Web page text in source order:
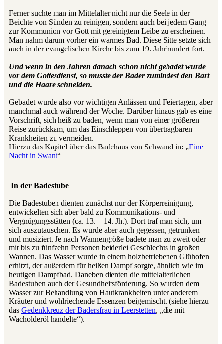
Ferner suchte man im Mittelalter nicht nur die Seele in der
Beichte von Sünden zu reinigen, sondern auch bei jedem Gang
zur Kommunion vor Gott mit gereinigtem Leibe zu erscheinen.
Man nahm darum vorher ein warmes Bad. Diese Sitte setzte sich
auch in der evangelischen Kirche bis zum 19. Jahrhundert fort.
Und wenn in den Jahren danach schon nicht gebadet wurde
vor dem Gottesdienst, so musste der Bader zumindest den Bart
und die Haare schneiden.
Gebadet wurde also vor wichtigen Anlässen und Feiertagen, aber
manchmal auch während der Woche. Darüber hinaus gab es eine
Vorschrift, sich heiß zu baden, wenn man von einer größeren
Reise zurückkam, um das Einschleppen von übertragbaren
Krankheiten zu vermeiden.
Hierzu das Kapitel über das Badehaus von Schwand in: „Eine
Nacht in Swant“
In der Badestube
Die Badestuben dienten zunächst nur der Körperreinigung,
entwickelten sich aber bald zu Kommunikations- und
Vergnügungsstätten (ca. 13. – 14. Jh.). Dort traf man sich, um
sich auszutauschen. Es wurde aber auch gegessen, getrunken
und musiziert. Je nach Wannengröße badete man zu zweit oder
mit bis zu fünfzehn Personen beiderlei Geschlechts in großen
Wannen. Das Wasser wurde in einem holzbetriebenen Glühofen
erhitzt, der außerdem für heißen Dampf sorgte, ähnlich wie im
heutigen Dampfbad. Daneben dienten die mittelalterlichen
Badestuben auch der Gesundheitsförderung. So wurden dem
Wasser zur Behandlung von Hautkrankheiten unter anderem
Kräuter und wohlriechende Essenzen beigemischt. (siehe hierzu
das Gedenkkreuz der Badersfrau in Leerstetten, „die mit
Wacholderöl handelte“).